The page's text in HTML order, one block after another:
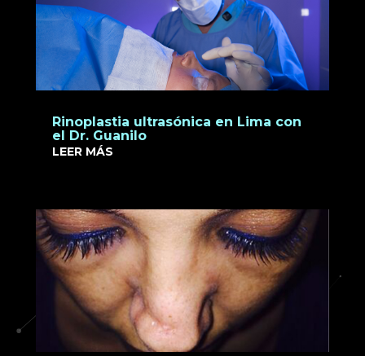
Rinoplastia ultrasónica en Lima con
el Dr. Guanilo
LEER MÁS